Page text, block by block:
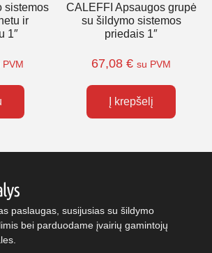
sistemos
ir
1″
PVM
CALEFFI Apsaugos grupė
su šildymo sistemos
priedais 1″
67,08 € su PVM
Į krepšelį
paslaugas, susijusias su šildymo
bei parduodame įvairių gamintojų